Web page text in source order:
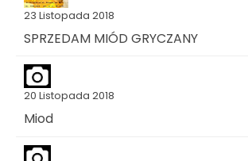
23 Listopada 2018
SPRZEDAM MIÓD GRYCZANY
20 Listopada 2018
Miod